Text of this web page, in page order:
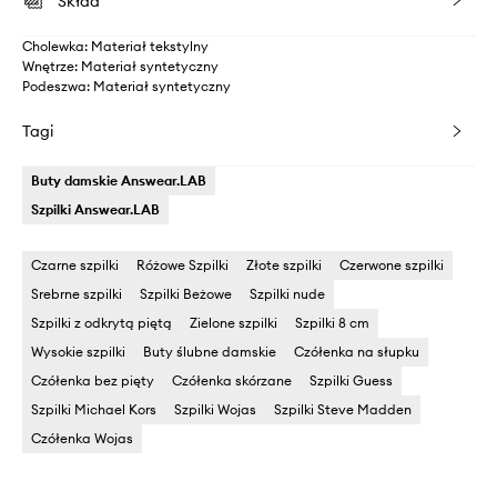
Cholewka: Materiał tekstylny
Wnętrze: Materiał syntetyczny
Podeszwa: Materiał syntetyczny
Tagi
Buty damskie Answear.LAB
Szpilki Answear.LAB
Czarne szpilki Różowe Szpilki Złote szpilki
Czerwone szpilki
Srebrne szpilki
Szpilki Beżowe
Szpilki nude
Szpilki z odkrytą piętą
Zielone szpilki
Szpilki 8 cm
Wysokie szpilki
Buty ślubne damskie
Czółenka na słupku
Czółenka bez pięty
Czółenka skórzane
Szpilki Guess
Szpilki Michael Kors
Szpilki Wojas
Szpilki Steve Madden
Czółenka Wojas